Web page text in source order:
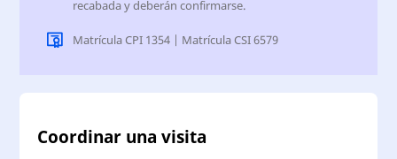
recabada y deberán confirmarse.
Matrícula CPI 1354 | Matrícula CSI 6579
Coordinar una visita